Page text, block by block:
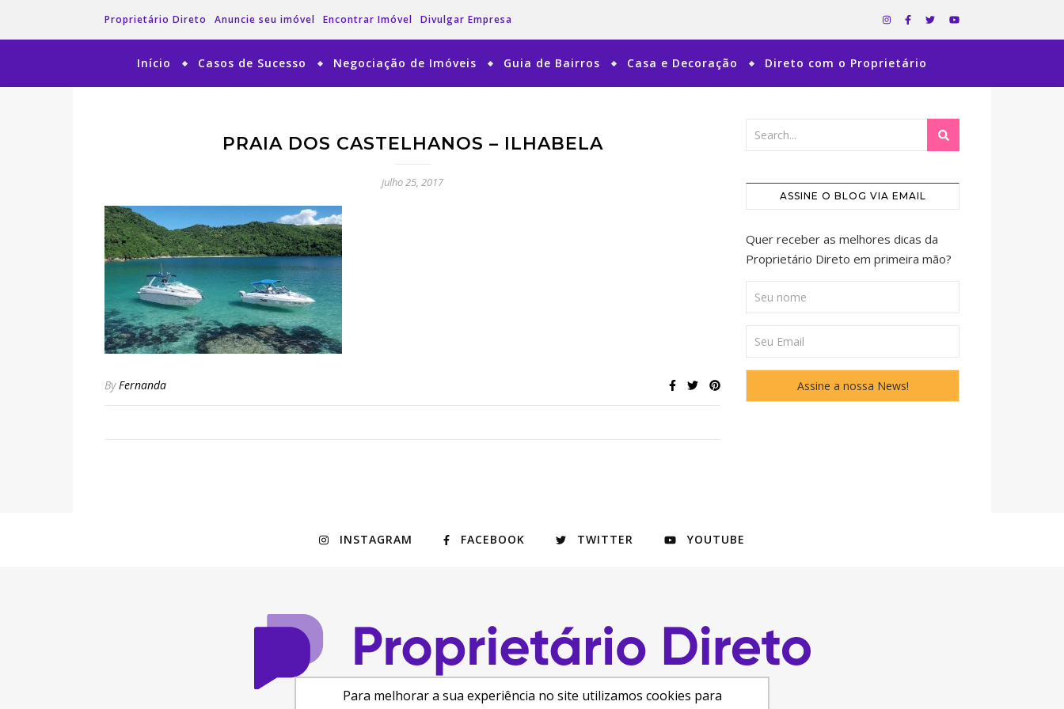
Proprietário Direto Anuncie seu imóvel Encontrar Imóvel Divulgar Empresa
Início Casos de Sucesso Negociação de Imóveis Guia de Bairros Casa e Decoração Direto com o Proprietário
PRAIA DOS CASTELHANOS – ILHABELA
julho 25, 2017
ByFernanda
ASSINE O BLOG VIA EMAIL
Quer receber as melhores dicas da
Proprietário Direto em primeira mão?
INSTAGRAM FACEBOOK TWITTER YOUTUBE
Para melhorar a sua experiência no site utilizamos cookies para